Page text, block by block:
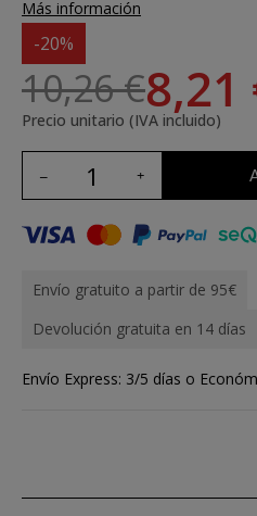
Más información
-20%
10,26 €8,21
Precio unitario (IVA incluido)
Envío gratuito a partir de 95€
Devolución gratuita en 14 días
Envío Express: 3/5 días o